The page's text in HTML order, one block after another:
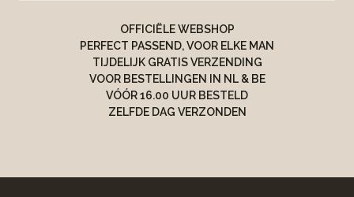
OFFICIËLE WEBSHOP
PERFECT PASSEND, VOOR ELKE MAN
TIJDELIJK GRATIS VERZENDING
VOOR BESTELLINGEN IN NL & BE
VÓÓR 16.00 UUR BESTELD
ZELFDE DAG VERZONDEN